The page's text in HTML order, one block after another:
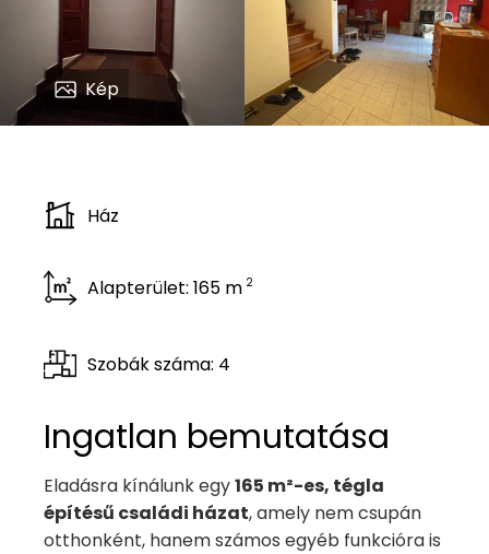
Kép
Ház
Alapterület: 165 m 2
Szobák száma: 4
Ingatlan bemutatása
Eladásra kínálunk egy165 m²-es, tégla
építésű családi házat, amely nem csupán
otthonként, hanem számos egyéb funkcióra is